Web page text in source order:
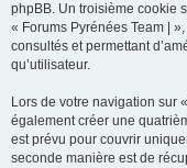
phpBB. Un troisième cookie
« Forums Pyrénées Team |
consultés et permettant
qu’utilisateur.
Lors de votre navigation sur
également créer une
est prévu pour couvrir
seconde manière est de